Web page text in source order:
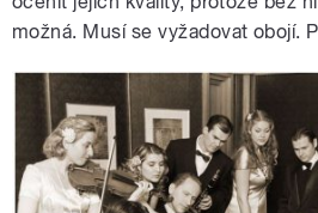
možná. Musí se vyžadovat obojí.